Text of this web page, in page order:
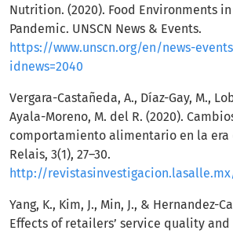
Nutrition. (2020). Food Environments in
Pandemic. UNSCN News & Events.
https://www.unscn.org/en/news-
idnews=2040
Vergara-Castañeda, A., Díaz-Gay, M.,
Ayala-Moreno, M. del R. (2020).
comportamiento alimentario en la era
Relais, 3(1), 27–30.
http://revistasinvestigacion.lasalle.mx/index.php/
Yang, K., Kim, J., Min, J., & Hernandez-
Effects of retailers’ service quality